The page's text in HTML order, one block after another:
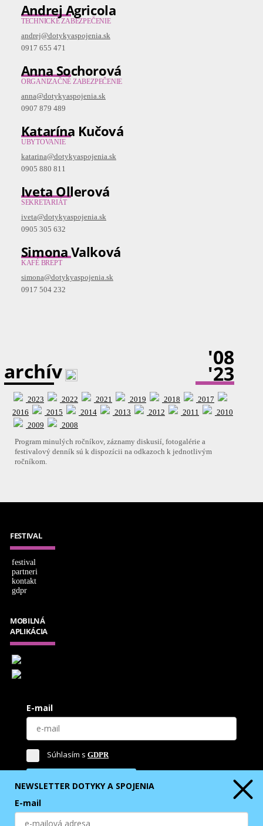
Andrej Agricola
TECHNICKÉ ZABEZPEČENIE
andrej@dotykyaspojenia.sk
0917 655 471
Anna Sochorová
ORGANIZAČNÉ ZABEZPEČENIE
anna@dotykyaspojenia.sk
0907 879 489
Katarína Kučová
UBYTOVANIE
katarina@dotykyaspojenia.sk
0905 880 811
Iveta Ollerová
SEKRETARIÁT
iveta@dotykyaspojenia.sk
0905 305 632
Simona Valková
KAFÉ BREPT
simona@dotykyaspojenia.sk
0917 504 232
archív
'08
'23
2023 2022 2021 2019 2018
2017
2016
2015 2014 2013 2012 2011
2010
2009
2008
Program minulých ročníkov, záznamy diskusií, fotogalérie a
festivalový denník sú k dispozícii na odkazoch k jednotlivým
ročníkom.
FESTIVAL
festival
partneri
kontakt
gdpr
MOBILNÁ
APLIKÁCIA
E-mail
Súhlasím s GDPR
NEWSLETTER DOTYKY A SPOJENIA
E-mail